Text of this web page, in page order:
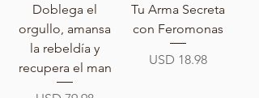
Doblega el
orgullo, amansa
la rebeldía y
recupera el man
Tu Arma Secreta
con Feromonas
Precio
USD 18.98